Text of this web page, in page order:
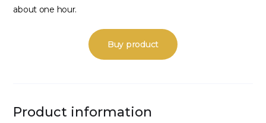
about one hour.
Buy product
Product information